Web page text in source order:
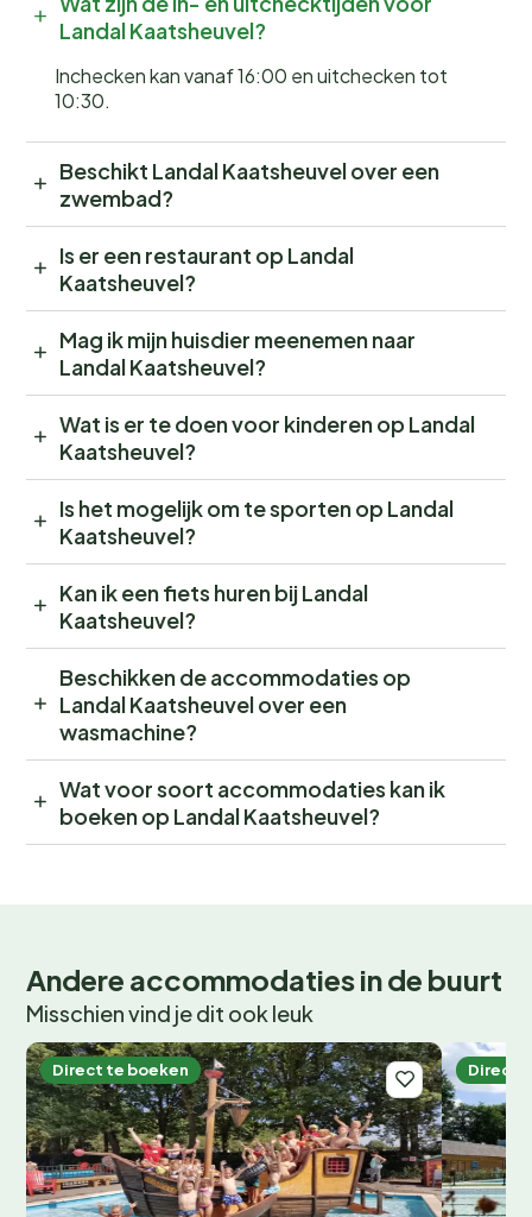
Landal Kaatsheuvel?
Inchecken kan vanaf 16:00 en uitchecken tot
10:30.
Beschikt Landal Kaatsheuvel over een
zwembad?
Is er een restaurant op Landal
Kaatsheuvel?
Mag ik mijn huisdier meenemen naar
Landal Kaatsheuvel?
Wat is er te doen voor kinderen op Landal
Kaatsheuvel?
Is het mogelijk om te sporten op Landal
Kaatsheuvel?
Kan ik een fiets huren bij Landal
Kaatsheuvel?
Beschikken de accommodaties op
Landal Kaatsheuvel over een
wasmachine?
Wat voor soort accommodaties kan ik
boeken op Landal Kaatsheuvel?
Andere accommodaties in de buurt
Misschien vind je dit ook leuk
Direct te boeken Direct